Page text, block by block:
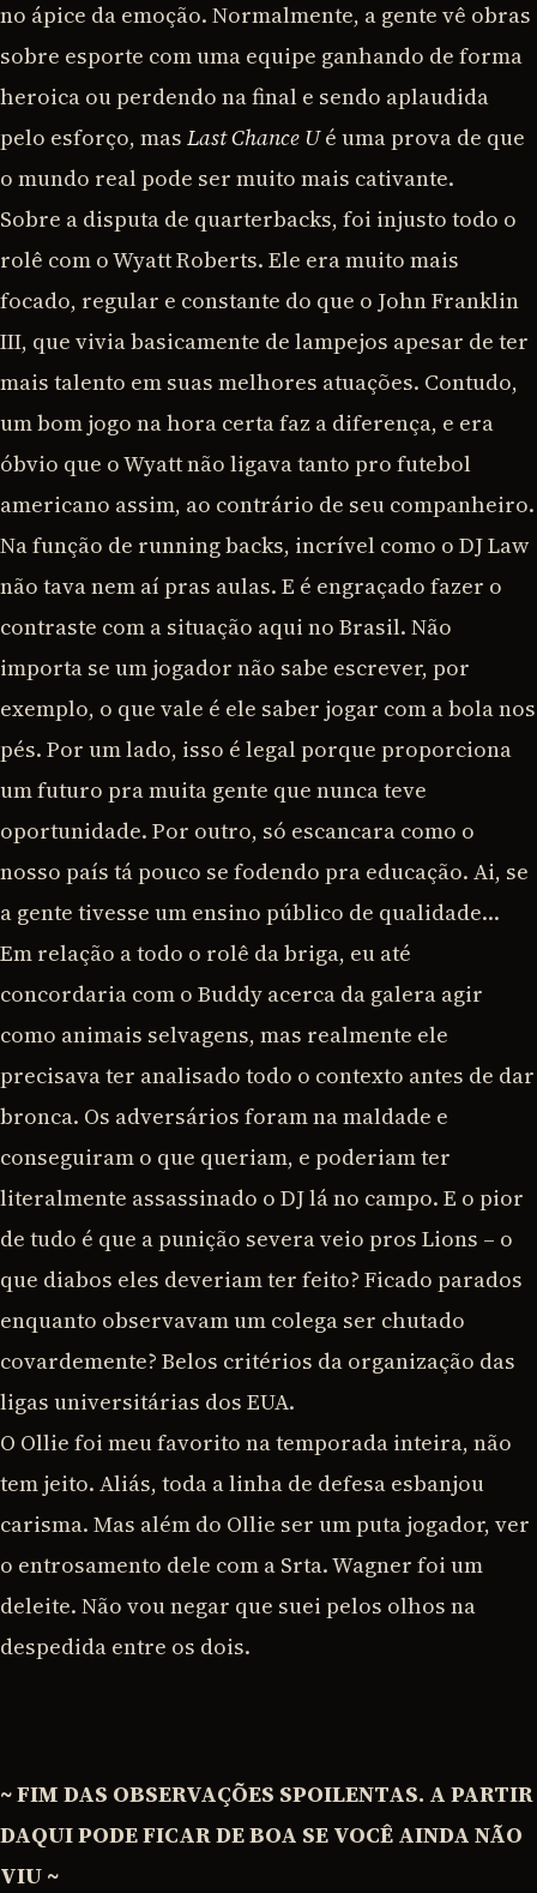
no ápice da emoção. Normalmente, a gente vê obras
sobre esporte com uma equipe ganhando de forma
heroica ou perdendo na final e sendo aplaudida
pelo esforço, mas Last Chance Ué uma prova de que
o mundo real pode ser muito mais cativante.
Sobre a disputa de quarterbacks, foi injusto todo o
rolê com o Wyatt Roberts. Ele era muito mais
focado, regular e constante do que o John Franklin
III, que vivia basicamente de lampejos apesar de ter
mais talento em suas melhores atuações. Contudo,
um bom jogo na hora certa faz a diferença, e era
óbvio que o Wyatt não ligava tanto pro futebol
americano assim, ao contrário de seu companheiro.
Na função de running backs, incrível como o DJ Law
não tava nem aí pras aulas. E é engraçado fazer o
contraste com a situação aqui no Brasil. Não
importa se um jogador não sabe escrever, por
exemplo, o que vale é ele saber jogar com a bola nos
pés. Por um lado, isso é legal porque proporciona
um futuro pra muita gente que nunca teve
oportunidade. Por outro, só escancara como o
nosso país tá pouco se fodendo pra educação. Ai, se
a gente tivesse um ensino público de qualidade…
Em relação a todo o rolê da briga, eu até
concordaria com o Buddy acerca da galera agir
como animais selvagens, mas realmente ele
precisava ter analisado todo o contexto antes de dar
bronca. Os adversários foram na maldade e
conseguiram o que queriam, e poderiam ter
literalmente assassinado o DJ lá no campo. E o pior
de tudo é que a punição severa veio pros Lions – o
que diabos eles deveriam ter feito? Ficado parados
enquanto observavam um colega ser chutado
covardemente? Belos critérios da organização das
ligas universitárias dos EUA.
O Ollie foi meu favorito na temporada inteira, não
tem jeito. Aliás, toda a linha de defesa esbanjou
carisma. Mas além do Ollie ser um puta jogador, ver
o entrosamento dele com a Srta. Wagner foi um
deleite. Não vou negar que suei pelos olhos na
despedida entre os dois.
~ FIM DAS OBSERVAÇÕES SPOILENTAS. A PARTIR
DAQUI PODE FICAR DE BOA SE VOCÊ AINDA NÃO
VIU ~